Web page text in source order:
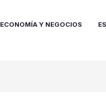
ECONOMÍA Y NEGOCIOS